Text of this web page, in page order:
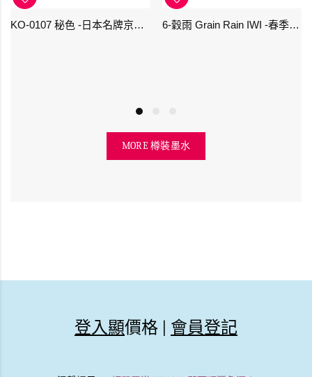
KO-0107 秘色 -日本名牌京の音樽裝鋼筆墨水 4573356130234 - 40ml 6-穀雨 Grain Rain IWI -春季-24節氣色澤鋼筆墨水
MORE 樽裝墨水
登入顯價格 | 會員登記